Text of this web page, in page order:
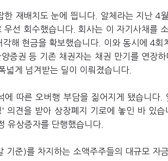
한 재배치도 눈에 띕니다. 알체라는 지난 4
선 회수했습니다. 회사는 이 자기사채를
해 현금을 확보했습니다. 이와 동시에 4회
증권 등 기존 채권자는 채권 만기를 연장
넓게 넘겨받는 딜이 이뤄졌습니다.
에 따른 오버행 부담을 짊어지게 됐습니다
의견을 받아 상장폐지 기로에 놓인 바 있습
유상증자를 단행했습니다.
준)를 차지하는 소액주주들의 대규모 자